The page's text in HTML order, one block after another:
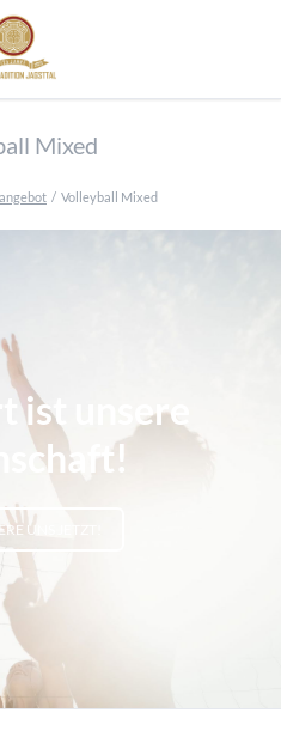
Mixed
Volleyball Mixed
ist unsere
UNS JETZT!